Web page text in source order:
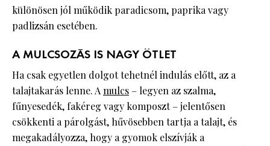
különösen jól működik paradicsom, paprika vagy
padlizsán esetében.
A MULCSOZÁS IS NAGY ÖTLET
Ha csak egyetlen dolgot tehetnél indulás előtt, az a
talajtakarás lenne. A mulcs – legyen az szalma,
fűnyesedék, fakéreg vagy komposzt – jelentősen
csökkenti a párolgást, hűvösebben tartja a talajt, és
megakadályozza, hogy a gyomok elszívják a